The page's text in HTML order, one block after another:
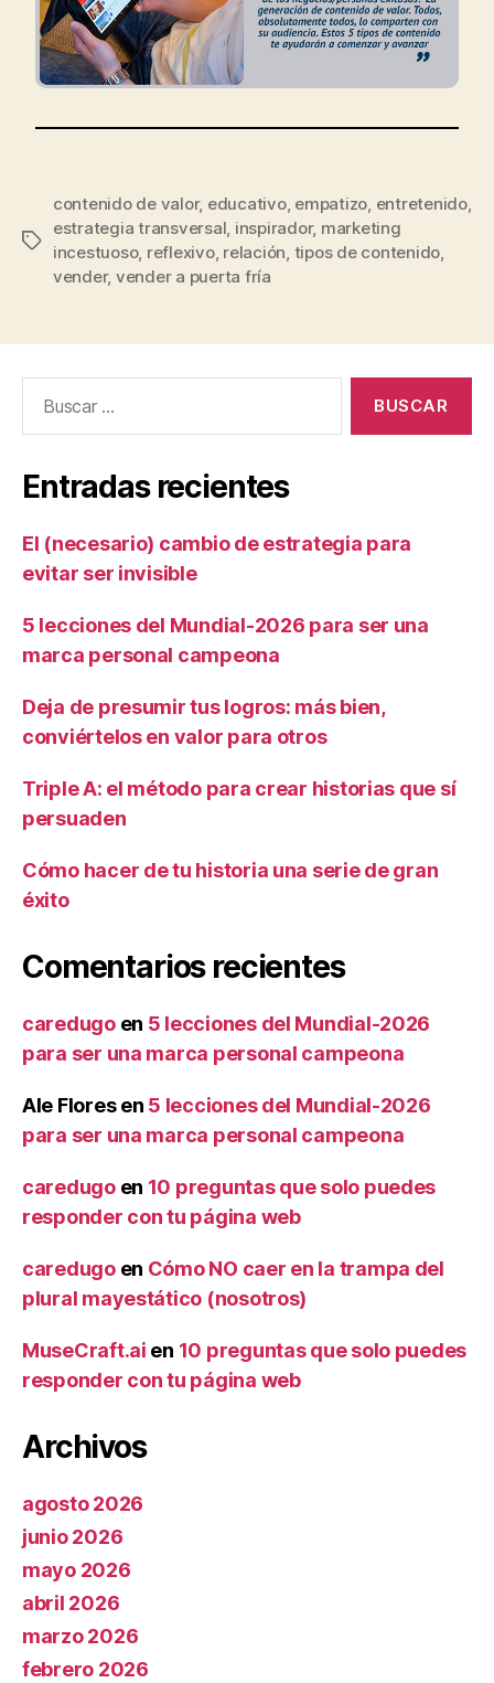
contenido de valor, educativo, empatizo, entretenido,
estrategia transversal, inspirador, marketing
incestuoso, reflexivo, relación, tipos de contenido,
vender, vender a puerta fría
Entradas recientes
El (necesario) cambio de estrategia para
evitar ser invisible
5 lecciones del Mundial-2026 para ser una
marca personal campeona
Deja de presumir tus logros: más bien,
conviértelos en valor para otros
Triple A: el método para crear historias que sí
persuaden
Cómo hacer de tu historia una serie de gran
éxito
Comentarios recientes
caredugoen 5 lecciones del Mundial-2026
para ser una marca personal campeona
Ale Floresen 5 lecciones del Mundial-2026
para ser una marca personal campeona
caredugoen 10 preguntas que solo puedes
responder con tu página web
caredugoen Cómo NO caer en la trampa del
plural mayestático (nosotros)
MuseCraft.ai en 10 preguntas que solo puedes
responder con tu página web
Archivos
agosto 2026
junio 2026
mayo 2026
abril 2026
marzo 2026
febrero 2026